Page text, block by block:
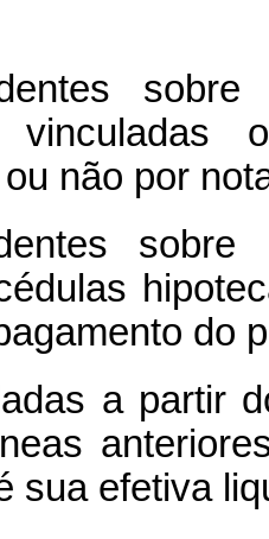
sobre
não por
sobre
do
a partir
sua efetiva